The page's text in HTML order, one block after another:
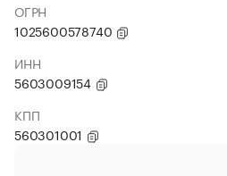
ОГРН
1025600578740
ИНН
5603009154
КПП
560301001